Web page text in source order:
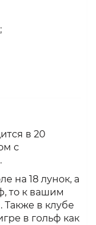
в 20
с
на 18 лунок, а
то к вашим
Также в клубе
в гольф как